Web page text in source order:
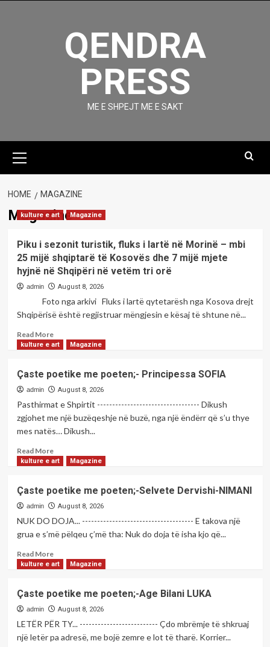
QENDRA
PRESS
ME E SHPEJT ME E SAKT
Menu
HOME MAGAZINE
Magazine
kulture e art Magazine
Piku i sezonit turistik, fluks i lartë në Morinë – mbi
25 mijë shqiptarë të Kosovës dhe 7 mijë mjete
hyjnë në Shqipëri në vetëm tri orë
admin August 8, 2026
Foto nga arkivi Fluks i lartë qytetarësh nga Kosova drejt
Shqipërisë është regjistruar mëngjesin e kësaj të shtune në...
Read MoreRead
more
i
sezonit
turistik,
fluks
lartë
Morinë
25
mijë
shqiptarë
Kosovës
7
hyjnë
në
Shqipëri
vetëm
kulture e art Magazine
Çaste poetike me poeten;- Principessa SOFIA
admin August 8, 2026
Pasthirmat e Shpirtit ---------------------------------- Dikush
zgjohet me një buzëqeshje në buzë, nga një ëndërr që s’u thye
mes natës… Dikush...
Read MoreRead
more
poetike
me
poeten;-
Principessa
SOFIA
kulture e art Magazine
Çaste poetike me poeten;-Selvete Dervishi-NIMANI
admin August 8, 2026
NUK DO DOJA... ------------------------------------- E takova një
grua e s’më pëlqeu ç’më tha: Nuk do doja të isha kjo që...
Read MoreRead
more
poetike
me
poeten;-
Selvete
kulture e art Magazine
Çaste poetike me poeten;-Age Bilani LUKA
admin August 8, 2026
LETËR PËR TY... -------------------------- Çdo mbrëmje të shkruaj
një letër pa adresë, me bojë zemre e lot të tharë. Korrier...